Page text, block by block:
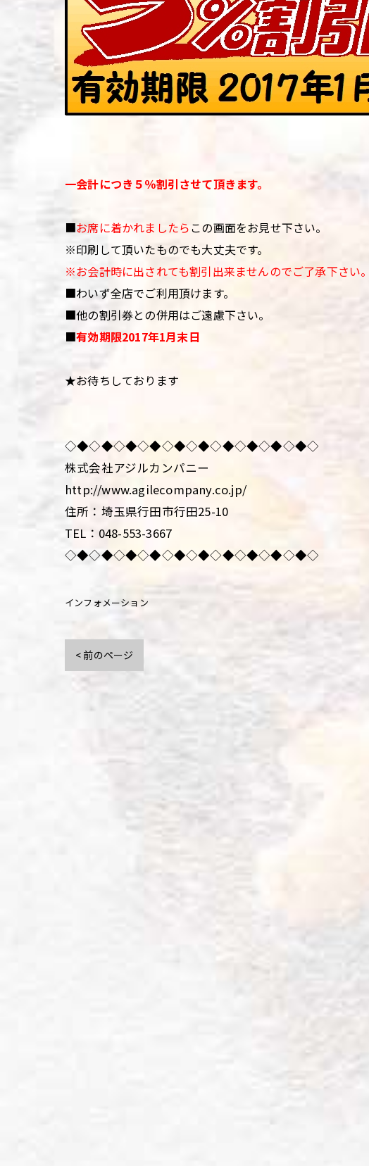
一会計につき５％割引させて頂きます。
■お席に着かれましたらこの画面をお見せ下さい。
※印刷して頂いたものでも大丈夫です。
※お会計時に出されても割引出来ませんのでご了承下さい。
■わいず全店でご利用頂けます。
■他の割引券との併用はご遠慮下さい。
■有効期限2017年1月末日
★お待ちしております
◇◆◇◆◇◆◇◆◇◆◇◆◇◆◇◆◇◆◇◆◇
株式会社アジルカンパニー
http://www.agilecompany.co.jp/
住所：埼玉県行田市行田25-10
TEL：048-553-3667
◇◆◇◆◇◆◇◆◇◆◇◆◇◆◇◆◇◆◇◆◇
インフォメーション
< 前のページ